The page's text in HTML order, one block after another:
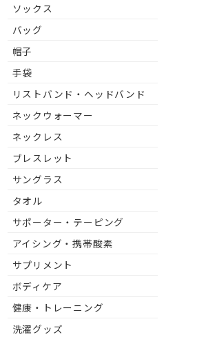
ソックス
バッグ
帽子
手袋
リストバンド・ヘッドバンド
ネックウォーマー
ネックレス
ブレスレット
サングラス
タオル
サポーター・テーピング
アイシング・携帯酸素
サプリメント
ボディケア
健康・トレーニング
洗濯グッズ